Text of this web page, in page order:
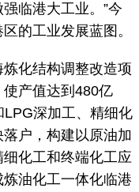
临港大工业。”今
的工业发展蓝图。
化结构调整改造项
产值达到480亿
深加工、精细化
户，构建以原油加
化工和终端化工应
油化工一体化临港